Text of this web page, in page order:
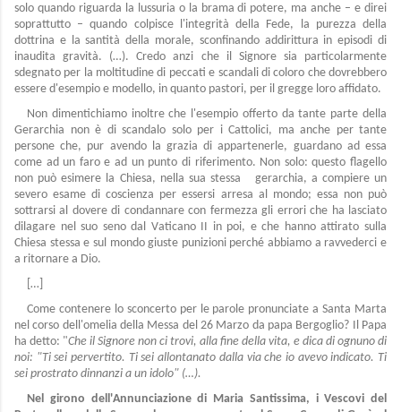
solo quando riguarda la lussuria o la brama di potere, ma anche – e direi
soprattutto – quando colpisce l'integrità della Fede, la purezza della
dottrina e la santità della morale, sconfinando addirittura in episodi di
inaudita gravità. (…). Credo anzi che il Signore sia particolarmente
sdegnato per la moltitudine di peccati e scandali di coloro che dovrebbero
essere d'esempio e modello, in quanto pastori, per il gregge loro affidato.
Non dimentichiamo inoltre che l'esempio offerto da tante parte della
Gerarchia non è di scandalo solo per i Cattolici, ma anche per tante
persone che, pur avendo la grazia di appartenerle, guardano ad essa
come ad un faro e ad un punto di riferimento. Non solo: questo flagello
non può esimere la Chiesa, nella sua stessa gerarchia, a compiere un
severo esame di coscienza per essersi arresa al mondo; essa non può
sottrarsi al dovere di condannare con fermezza gli errori che ha lasciato
dilagare nel suo seno dal Vaticano II in poi, e che hanno attirato sulla
Chiesa stessa e sul mondo giuste punizioni perché abbiamo a ravvederci e
a ritornare a Dio.
[…]
Come contenere lo sconcerto per le parole pronunciate a Santa Marta
nel corso dell'omelia della Messa del 26 Marzo da papa Bergoglio? Il Papa
ha detto: "Che il Signore non ci trovi, alla fine della vita, e dica di ognuno di
noi: "Ti sei pervertito. Ti sei allontanato dalla via che io avevo indicato. Ti
sei prostrato dinnanzi a un idolo" (…).
Nel girono dell'Annunciazione di Maria Santissima, i Vescovi del